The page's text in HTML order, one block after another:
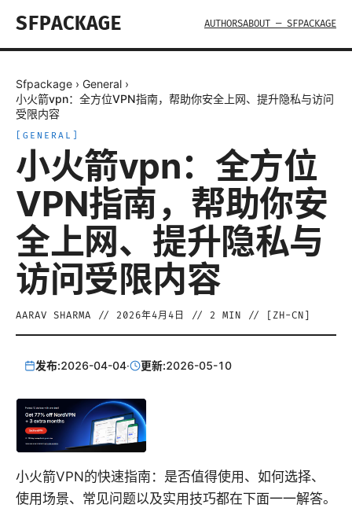
SFPACKAGE AUTHORSABOUT — SFPACKAGE
Sfpackage › General ›
小火箭vpn：全方位VPN指南，帮助你安全上网、提升隐私与访问
受限内容
GENERAL
小火箭vpn：全方位
VPN指南，帮助你安
全上网、提升隐私与
访问受限内容
AARAV SHARMA // 2026年4月4日 // 2 MIN // [ ZH-CN
发布:2026-04-04· 更新:2026-05-10
小火箭VPN的快速指南：是否值得使用、如何选择、
使用场景、常见问题以及实用技巧都在下面一一解答。